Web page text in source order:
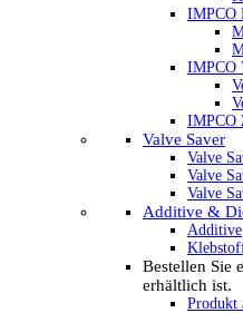
IMPCO
IMPCO
IMPCO
Valve Saver
Valve
Valve
Valve
Additive &
Additive
Bestellen Sie
erhältlich ist.
Produkt